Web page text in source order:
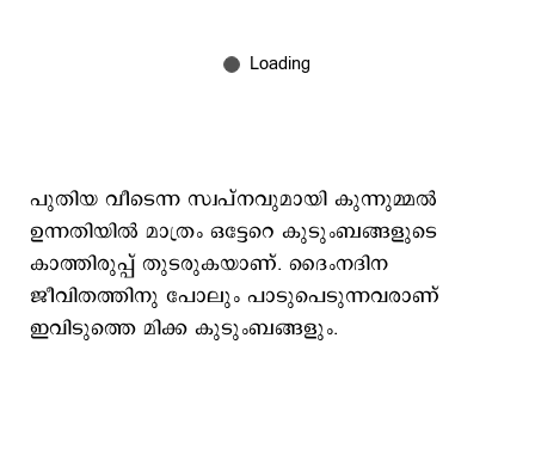
പുതിയ വീടെന്ന സ്വപ്നവുമായി കുന്നുമ്മല്‍
ഉന്നതിയില്‍ മാത്രം ഒട്ടേറെ കുടുംബങ്ങളുടെ
കാത്തിരുപ്പ് തുടരുകയാണ്. ദൈംനദിന
ജീവിതത്തിനു പോലും പാടുപെടുന്നവരാണ്
ഇവിടുത്തെ മിക്ക കുടുംബങ്ങളും.